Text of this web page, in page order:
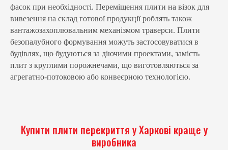
фасок при необхідності. Переміщення плити на візок для
вивезення на склад готової продукції роблять також
вантажозахоплювальним механізмом траверси. Плити
безопалубного формування можуть застосовуватися в
будівлях, що будуються за діючими проектами, замість
плит з круглими порожнечами, що виготовляються за
агрегатно-потоковою або конвеєрною технологією.
Купити плити перекриття у Харкові краще у
виробника